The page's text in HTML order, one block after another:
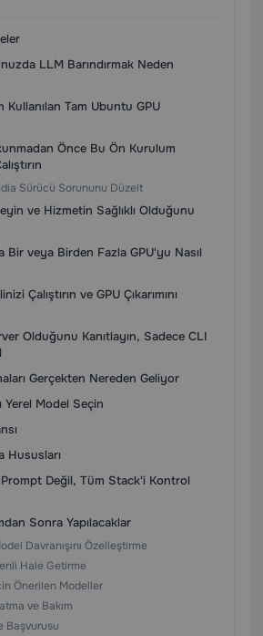
LLM Barındırmak Neden
Kullanılan Tam Ubuntu GPU
Önce Bu Ön Kurulum
Sürücü Sorununu Düzelt
ve Hizmetin Sağlıklı Olduğunu
Bir veya Birden Fazla GPU'yu Nasıl
Çalıştırın ve GPU Çıkarımını
Olduğunu Kanıtlayın, Sadece CLI
Gerçekten Nereden Geliyor
Yerel Model Seçin
Hususları
Prompt Değil, Tüm Stack'i Kontrol
Sonra Yapılacaklar
Davranışını Özelleştirme
Hale Getirme
Önerilen Modeller
ve Bakım
Başvurusu